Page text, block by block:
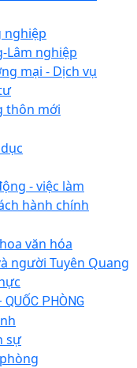
nghiệp
Lâm nghiệp
mại - Dịch vụ
thôn mới
- việc làm
hành chính
văn hóa
người Tuyên Quang
PHÒNG
sự